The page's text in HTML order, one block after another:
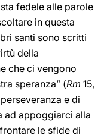
fedele alle parole
in questa
santi sono scritti
della
che ci vengono
speranza” (Rm 15,
e di
ad appoggiarci alla
le sfide di